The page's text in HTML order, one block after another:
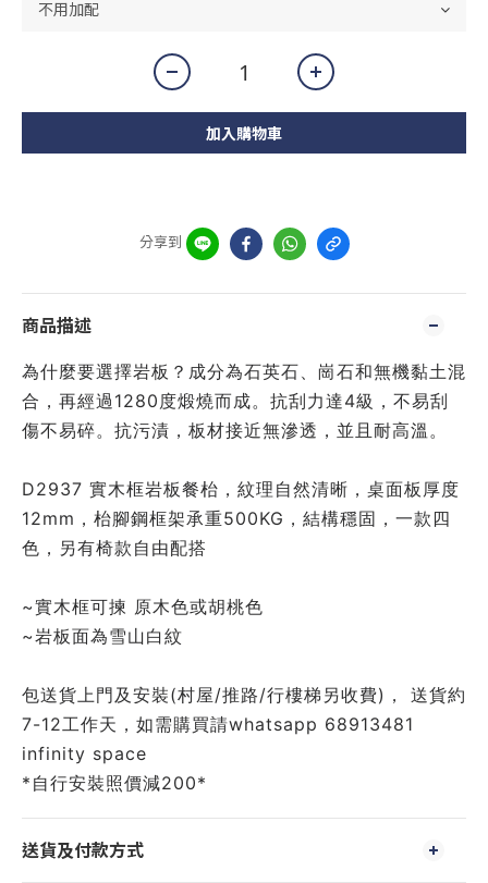
加入購物車
分享到
商品描述
為什麼要選擇岩板？成分為石英石、崗石和無機黏土混
合，再經過1280度煅燒而成。抗刮力達4級，不易刮
傷不易碎。抗污漬，板材接近無滲透，並且耐高溫。
D2937 實木框岩板餐枱，紋理自然清晰，桌面板厚度
12mm，枱腳鋼框架承重500KG，結構穩固，一款四
色，另有椅款自由配搭
~實木框可揀 原木色或胡桃色
~岩板面為雪山白紋
包送貨上門及安裝(村屋/推路/行樓梯另收費)， 送貨約
7-12工作天，如需購買請whatsapp 68913481
infinity space
*自行安裝照價減200*
送貨及付款方式